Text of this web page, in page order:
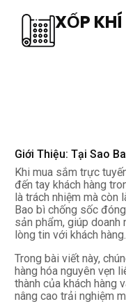
XỐP
Giới Thiệu: Tại Sao
Khi mua sắm trực
đến tay khách hàng
là trách nhiệm mà còn
Bao bì chống sốc
sản phẩm, giúp
lòng tin với khách hàng.
Trong bài viết này,
hàng hóa nguyên vẹn
thành của khách hàng
nâng cao trải nghiệm